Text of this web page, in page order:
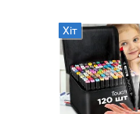
Хіт